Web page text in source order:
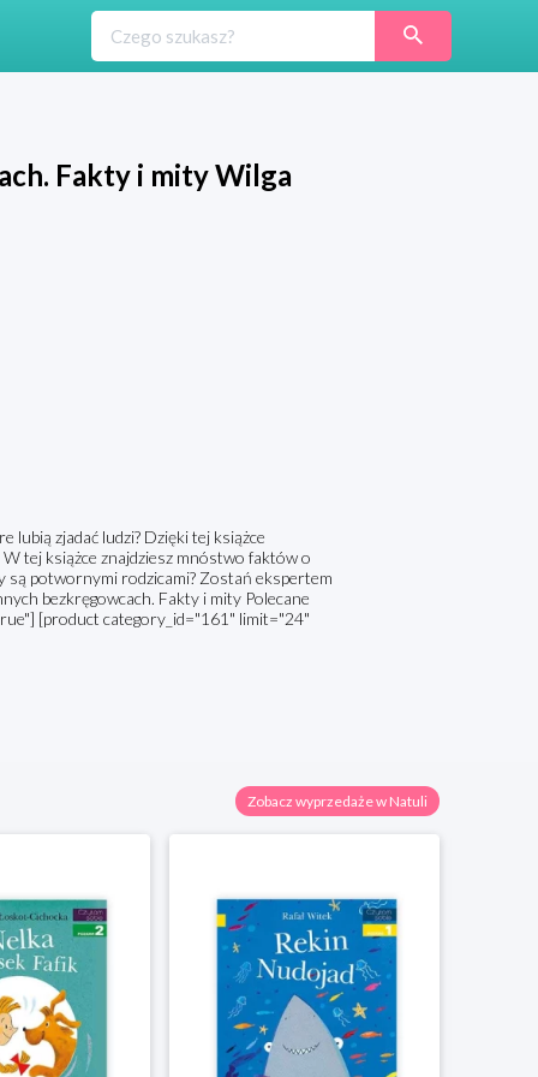
Fakty i mity Wilga
lubią zjadać ludzi? Dzięki tej książce
tej książce znajdziesz mnóstwo faktów o
są potwornymi rodzicami? Zostań ekspertem
bezkręgowcach. Fakty i mity Polecane
[product category_id="161" limit="24"
Zobacz wyprzedaże w Natuli